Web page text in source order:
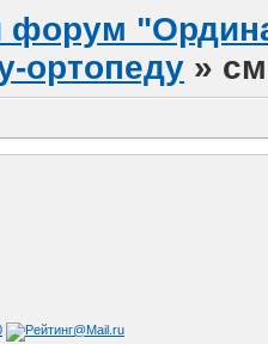
форум
ортопеду »